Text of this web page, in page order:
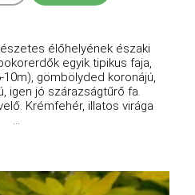
élőhelyének északi
egyik tipikus faja,
gömbölyded koronájú,
igen jó szárazságtűrő fa.
Krémfehér, illatos virága
...